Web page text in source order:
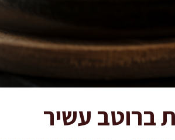
ברוטב עשיר